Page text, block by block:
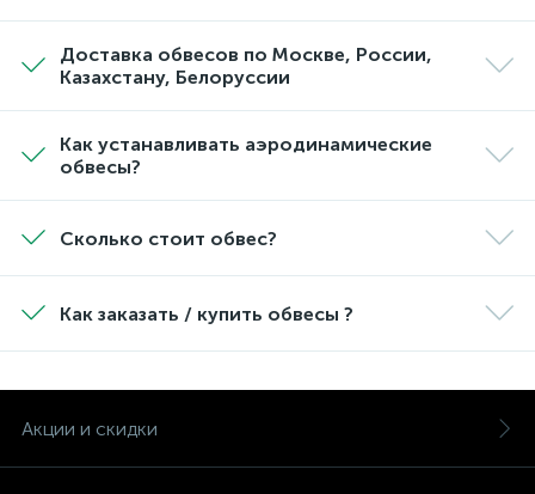
Доставка обвесов по Москве, России,
Казахстану, Белоруссии
Как устанавливать аэродинамические
обвесы?
Сколько стоит обвес?
Как заказать / купить обвесы ?
Акции и скидки